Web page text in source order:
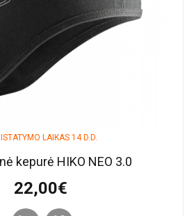
LAIKAS 14 D.D.
kepurė HIKO NEO 3.0
22,00€